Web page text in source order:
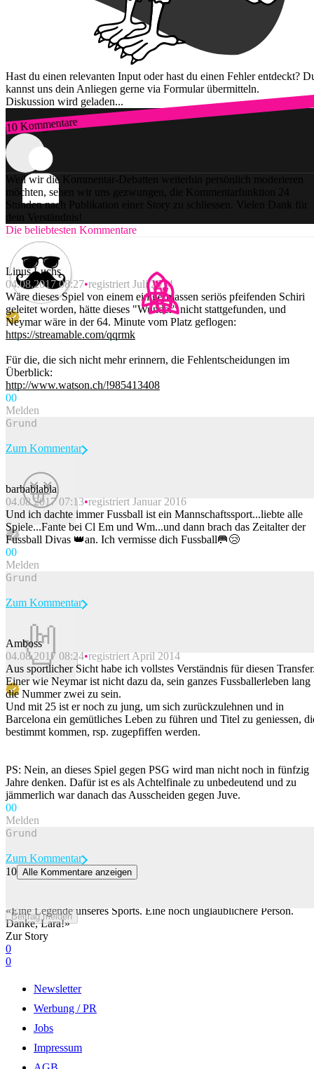
Hast du einen relevanten Input oder hast du einen Fehler entdeckt?
kannst uns dein Anliegen gerne via Formular übermitteln.
Diskussion wird geladen...
10 Kommentare
Zum Login
Weil wir die Kommentar-Debatten weiterhin persönlich moderieren
möchten, sehen wir uns gezwungen, die Kommentarfunktion 24
Stunden nach Publikation einer Story zu schliessen. Vielen Dank für
dein Verständnis!
Die beliebtesten Kommentare
Linus Luchs
04.08.2017 08:27 registriert Juli 2014
Wäre dieses Spiel von einem einigermassen seriös pfeifenden Schiri
geleitet worden, hätte dieses "Wunder" nicht stattgefunden, und
Neymar wäre in der 64. Minute vom Platz geflogen:
https://streamable.com/qqrmk
Für die, die sich nicht mehr erinnern, die Fehlentscheidungen im
Überblick:
http://www.watson.ch/!985413408
00
Melden
Beitrag melden
Zum Kommentar
barbablabla
04.08.2017 07:13 registriert Januar 2016
Und ich dachte immer Fussball ist ein Mannschaftssport...liebte alle
Spiele...Fante bei Cl Em und Wm...und dann brach das Zeitalter der
Fussball Divas 👑an. Ich vermisse dich Fussball🥅😢
00
Melden
Beitrag melden
Zum Kommentar
Amboss
04.08.2017 08:24 registriert April 2014
Aus sportlicher Sicht habe ich vollstes Verständnis für diesen
Einer wie Neymar ist nicht dazu da, sein ganzes Fussballerleben lang
die Nummer zwei zu sein.
Und mit 25 ist er noch zu jung, um sich zurückzulehnen und in
Barcelona ein gemütliches Leben zu führen und Titel zu geniessen,
bestimmt kommen, rsp. zugepfiffen werden.
PS: Nein, an dieses Spiel gegen PSG wird man nicht noch in fünfzig
Jahre denken. Dafür ist es als Achtelfinale zu unbedeutend und zu
jämmerlich war danach das Ausscheiden gegen Juve.
00
Melden
Beitrag melden
Zum Kommentar
10 Alle Kommentare anzeigen
«Eine Legende unseres Sports. Eine noch unglaublichere Person.
Danke, Lara!»
Zur Story
0
0
Newsletter
Werbung / PR
Jobs
Impressum